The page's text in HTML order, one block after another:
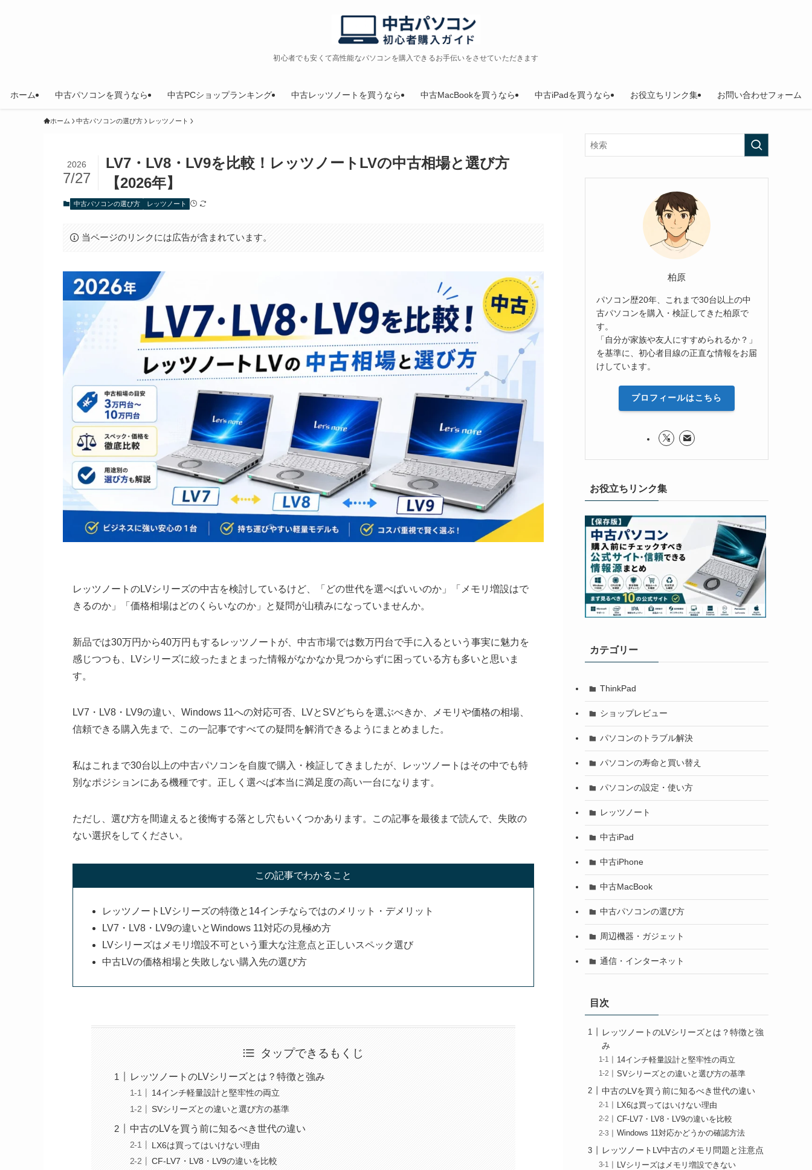
初心者でも安くて高性能なパソコンを購入できるお手伝いをさせていただきます
ホーム 中古パソコンを買うなら 中古PCショップランキング 中古レッツノートを買うなら 中古MacBookを買うなら 中古iPadを買うなら お役立ちリンク集 お問い合わせフォーム
ホーム 中古パソコンの選び方 レッツノート
LV7・LV8・LV9を比較！レッツノートLVの中古相場と選び方
【2026年】
2026
7/27
中古パソコンの選び方 レッツノート
当ページのリンクには広告が含まれています。
レッツノートのLVシリーズの中古を検討しているけど、「どの世代を選べばいいのか」「メモリ増設はで
きるのか」「価格相場はどのくらいなのか」と疑問が山積みになっていませんか。
新品では30万円から40万円もするレッツノートが、中古市場では数万円台で手に入るという事実に魅力を
感じつつも、LVシリーズに絞ったまとまった情報がなかなか見つからずに困っている方も多いと思いま
す。
LV7・LV8・LV9の違い、Windows 11への対応可否、LVとSVどちらを選ぶべきか、メモリや価格の相場、
信頼できる購入先まで、この一記事ですべての疑問を解消できるようにまとめました。
私はこれまで30台以上の中古パソコンを自腹で購入・検証してきましたが、レッツノートはその中でも特
別なポジションにある機種です。正しく選べば本当に満足度の高い一台になります。
ただし、選び方を間違えると後悔する落とし穴もいくつかあります。この記事を最後まで読んで、失敗の
ない選択をしてください。
この記事でわかること
レッツノートLVシリーズの特徴と14インチならではのメリット・デメリット
LV7・LV8・LV9の違いとWindows 11対応の見極め方
LVシリーズはメモリ増設不可という重大な注意点と正しいスペック選び
中古LVの価格相場と失敗しない購入先の選び方
タップできるもくじ
レッツノートのLVシリーズとは？特徴と強み
14インチ軽量設計と堅牢性の両立
SVシリーズとの違いと選び方の基準
中古のLVを買う前に知るべき世代の違い
LX6は買ってはいけない理由
CF-LV7・LV8・LV9の違いを比較
柏原
パソコン歴20年、これまで30台以上の中
古パソコンを購入・検証してきた柏原で
す。
「自分が家族や友人にすすめられるか？」
を基準に、初心者目線の正直な情報をお届
けしています。
プロフィールはこちら
お役立ちリンク集
カテゴリー
ThinkPad
ショップレビュー
パソコンのトラブル解決
パソコンの寿命と買い替え
パソコンの設定・使い方
レッツノート
中古iPad
中古iPhone
中古MacBook
中古パソコンの選び方
周辺機器・ガジェット
通信・インターネット
目次
レッツノートのLVシリーズとは？特徴と強
み
14インチ軽量設計と堅牢性の両立
SVシリーズとの違いと選び方の基準
中古のLVを買う前に知るべき世代の違い
LX6は買ってはいけない理由
CF-LV7・LV8・LV9の違いを比較
Windows 11対応かどうかの確認方法
レッツノートLV中古のメモリ問題と注意点
LVシリーズはメモリ増設できない